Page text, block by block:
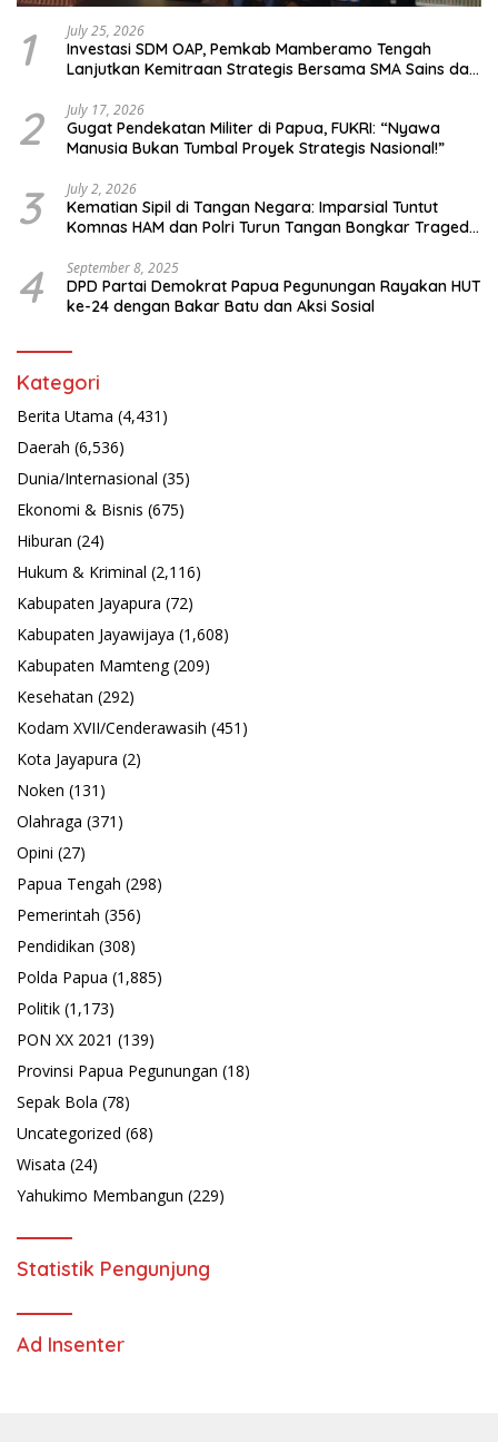
1 July 25, 2026
Investasi SDM OAP, Pemkab Mamberamo Tengah
Lanjutkan Kemitraan Strategis Bersama SMA Sains dan
2 July 17, 2026
Gugat Pendekatan Militer di Papua, FUKRI: “Nyawa
Manusia Bukan Tumbal Proyek Strategis Nasional!”
3 July 2, 2026
Kematian Sipil di Tangan Negara: Imparsial Tuntut
Komnas HAM dan Polri Turun Tangan Bongkar Tragedi
4 September 8, 2025
DPD Partai Demokrat Papua Pegunungan Rayakan HUT
ke-24 dengan Bakar Batu dan Aksi Sosial
Kategori
Berita Utama (4,431)
Daerah (6,536)
Dunia/Internasional (35)
Ekonomi & Bisnis (675)
Hiburan (24)
Hukum & Kriminal (2,116)
Kabupaten Jayapura (72)
Kabupaten Jayawijaya (1,608)
Kabupaten Mamteng(209)
Kesehatan (292)
Kodam XVII/Cenderawasih (451)
Kota Jayapura (2)
Noken (131)
Olahraga (371)
Opini (27)
Papua Tengah (298)
Pemerintah (356)
Pendidikan (308)
Polda Papua (1,885)
Politik (1,173)
PON XX 2021 (139)
Provinsi Papua Pegunungan (18)
Sepak Bola (78)
Uncategorized (68)
Wisata (24)
Yahukimo Membangun (229)
Statistik Pengunjung
Ad Insenter